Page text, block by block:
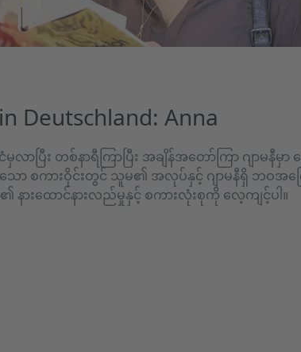
Deutschland: Anna
မှလာပြီး တစ်နာရီကြာပြီး အချိန်အတော်ကြာ ဂျာမနီမှာ
ော စကားဝိုင်းတွင် သူမ၏ အလုပ်နှင့် ဂျာမနီရှိ ဘဝအကြ
နားထောင်နားလည်မှုနှင့် စကားလုံးစုကို လေ့ကျင့်ပါ။